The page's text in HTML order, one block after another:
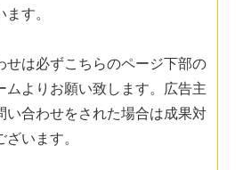
す。
は必ずこちらのページ下部の
ムよりお願い致します。広告主
い合わせをされた場合は成果対
います。